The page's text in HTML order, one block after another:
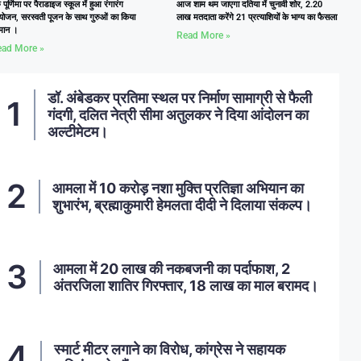
पर पैराडाइज स्कूल में हुआ रंगारंग
सरस्वती पूजन के साथ गुरुओं का किया
।
More »
आज शाम थम जाएगा दतिया में चुनावी शोर, 2.20
लाख मतदाता करेंगे 21 प्रत्याशियों के भाग्य का फैसला
Read More »
डॉ. अंबेडकर प्रतिमा स्थल पर निर्माण सामाग्री से फैली
गंदगी, दलित नेत्री सीमा अतुलकर ने दिया आंदोलन का
अल्टीमेटम।
आमला में 10 करोड़ नशा मुक्ति प्रतिज्ञा अभियान का
शुभारंभ, ब्रह्माकुमारी हेमलता दीदी ने दिलाया संकल्प।
आमला में 20 लाख की नकबजनी का पर्दाफाश, 2
अंतरजिला शातिर गिरफ्तार, 18 लाख का माल बरामद।
स्मार्ट मीटर लगाने का विरोध, कांग्रेस ने सहायक